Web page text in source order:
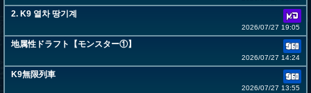
2. K9 열차 땅기계
2026/07/27 19:05
地属性ドラフト【モンスター①】
2026/07/27 14:24
K9無限列車
2026/07/27 13:55